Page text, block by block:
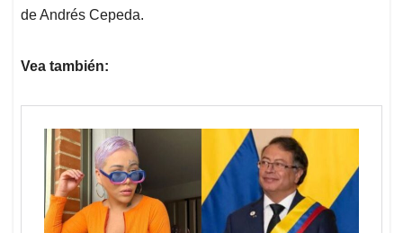
de Andrés Cepeda.
Vea también: